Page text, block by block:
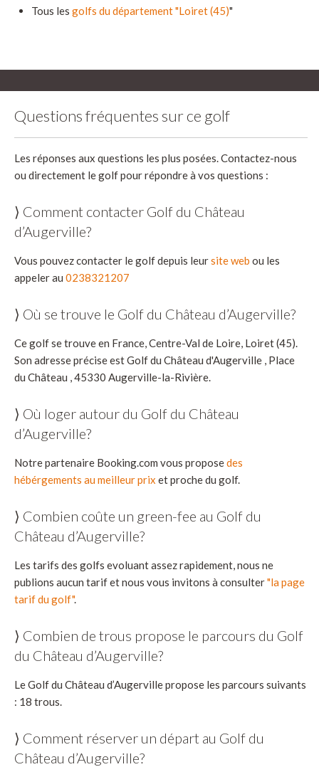
Tous les golfs du département "Loiret (45)"
Questions fréquentes sur ce golf
Les réponses aux questions les plus posées. Contactez-nous
ou directement le golf pour répondre à vos questions :
⟩ Comment contacter Golf du Château
d’Augerville?
Vous pouvez contacter le golf depuis leursite web ou les
appeler au 0238321207
⟩ Où se trouve le Golf du Château d’Augerville?
Ce golf se trouve en France, Centre-Val de Loire, Loiret (45).
Son adresse précise est Golf du Château d'Augerville , Place
du Château , 45330 Augerville-la-Rivière.
⟩ Où loger autour du Golf du Château
d’Augerville?
Notre partenaire Booking.com vous proposedes
hébérgements au meilleur prix et proche du golf.
⟩ Combien coûte un green-fee au Golf du
Château d’Augerville?
Les tarifs des golfs evoluant assez rapidement, nous ne
publions aucun tarif et nous vous invitons à consulter"la page
tarif du golf".
⟩ Combien de trous propose le parcours du Golf
du Château d’Augerville?
Le Golf du Château d’Augerville propose les parcours suivants
: 18 trous.
⟩ Comment réserver un départ au Golf du
Château d’Augerville?